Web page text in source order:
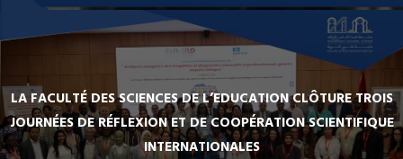
LA FACULTÉ DES SCIENCES DE L’EDUCATION CLÔTURE TROIS
JOURNÉES DE RÉFLEXION ET DE COOPÉRATION SCIENTIFIQUE
INTERNATIONALES